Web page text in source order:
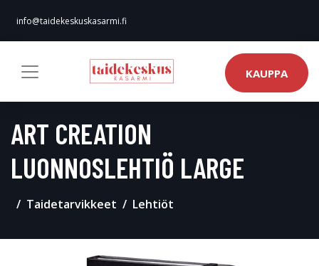
info@taidekeskuskasarmi.fi
KAUPPA
ART CREATION
LUONNOSLEHTIÖ LARGE
Taidetarvikkeet Lehtiöt